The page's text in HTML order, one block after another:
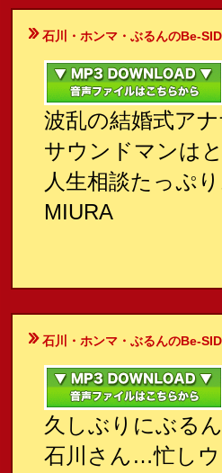
石川・ホンマ・ぶるんのBe-
波乱の結婚式ア
サウンドマンは
人生相談たっぷ
MIURA
石川・ホンマ・ぶるんのBe-
久しぶりにぶる
石川さん…忙しウ